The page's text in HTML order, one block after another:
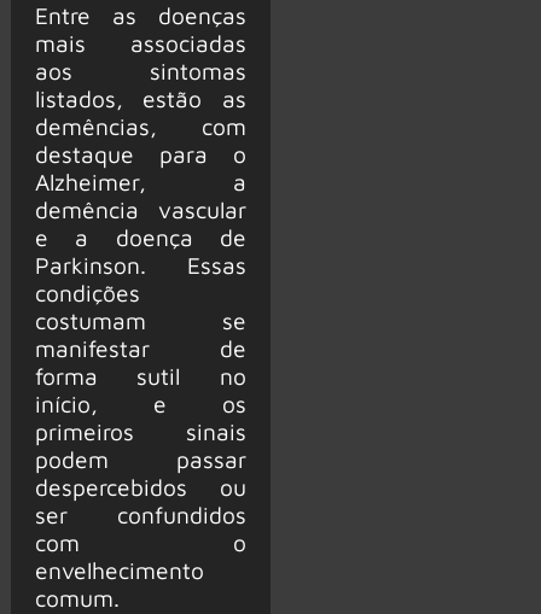
Entre as doenças
mais associadas
aos sintomas
listados, estão as
demências, com
destaque para o
Alzheimer, a
demência vascular
e a doença de
Parkinson. Essas
condições
costumam se
manifestar de
forma sutil no
início, e os
primeiros sinais
podem passar
despercebidos ou
ser confundidos
com o
envelhecimento
comum.